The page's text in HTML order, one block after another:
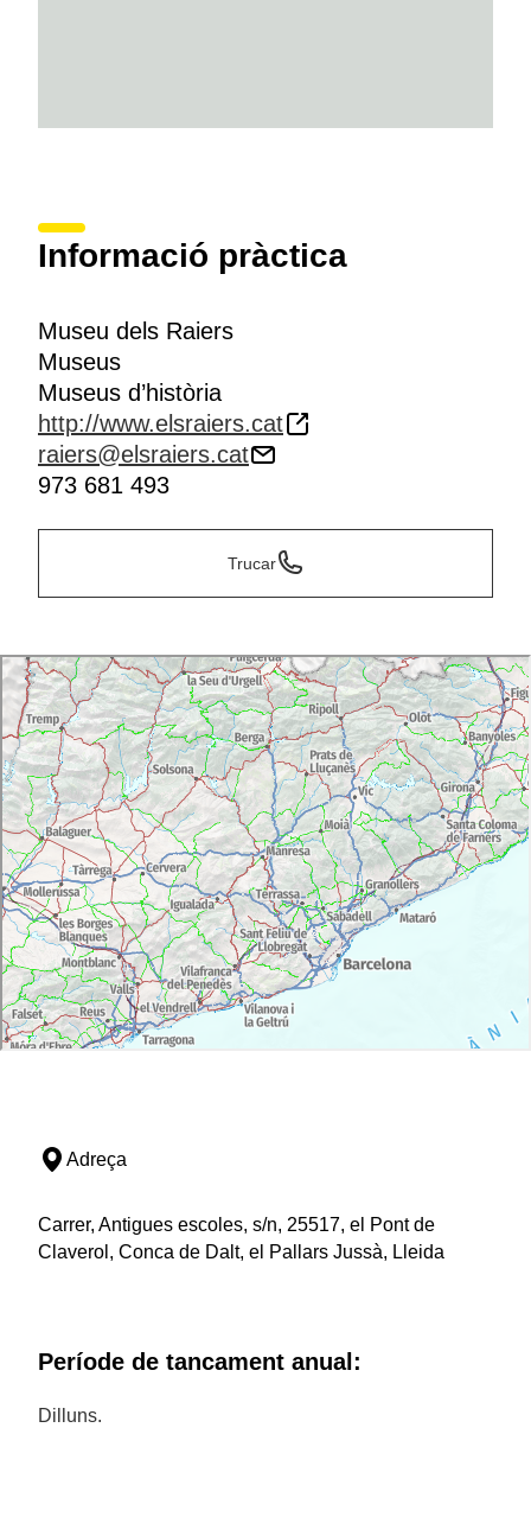
Informació pràctica
Museu dels Raiers
Museus
Museus d’història
http://www.elsraiers.cat
raiers@elsraiers.cat
973 681 493
Trucar
Adreça
Carrer, Antigues escoles, s/n, 25517, el Pont de
Claverol, Conca de Dalt, el Pallars Jussà, Lleida
Període de tancament anual:
Dilluns.